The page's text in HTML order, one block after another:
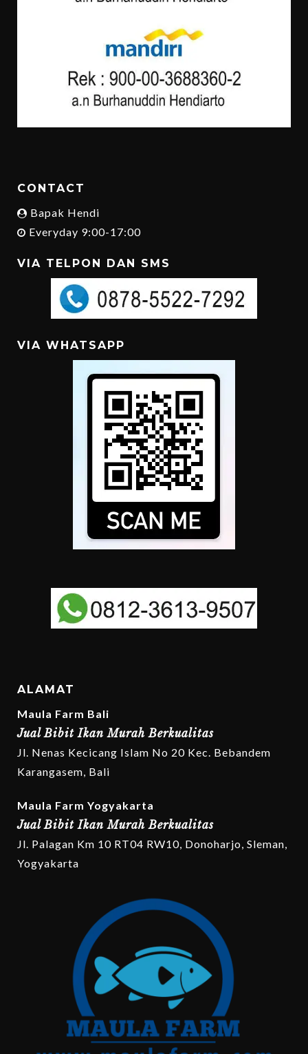
CONTACT
Bapak Hendi
Everyday 9:00-17:00
VIA TELPON DAN SMS
VIA WHATSAPP
ALAMAT
Maula Farm Bali
Jual Bibit Ikan Murah Berkualitas
Jl. Nenas Kecicang Islam No 20 Kec. Bebandem
Karangasem, Bali
Maula Farm Yogyakarta
Jual Bibit Ikan Murah Berkualitas
Jl. Palagan Km 10 RT04 RW10, Donoharjo, Sleman,
Yogyakarta